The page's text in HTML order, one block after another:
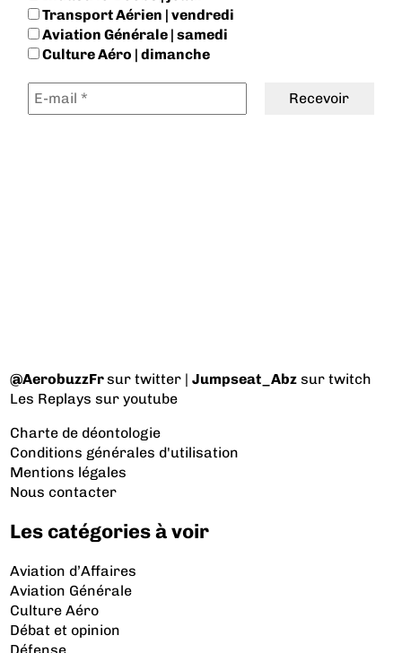
Transport Aérien | vendredi
Aviation Générale | samedi
Culture Aéro | dimanche
@AerobuzzFrsur twitter |Jumpseat_Abz sur twitch
Les Replays sur youtube
Charte de déontologie
Conditions générales d'utilisation
Mentions légales
Nous contacter
Les catégories à voir
Aviation d’Affaires
Aviation Générale
Culture Aéro
Débat et opinion